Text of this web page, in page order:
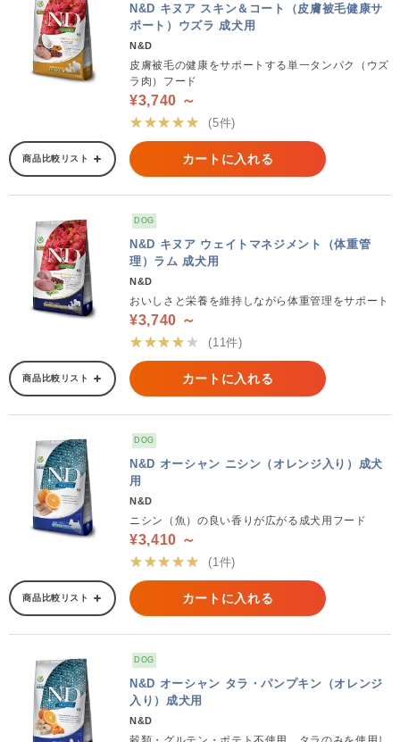
N&D キヌア スキン＆コート（皮膚被毛健康サ
ポート）ウズラ 成犬用
N&D
皮膚被毛の健康をサポートする単一タンパク（ウズ
ラ肉）フード
¥3,740 ～
★★★★★
(5件)
商品比較リスト カートに入れる
DOG
N&D キヌア ウェイトマネジメント（体重管
理）ラム 成犬用
N&D
おいしさと栄養を維持しながら体重管理をサポート
¥3,740 ～
★★★★★
(11件)
商品比較リスト カートに入れる
DOG
N&D オーシャン ニシン（オレンジ入り）成犬
用
N&D
ニシン（魚）の良い香りが広がる成犬用フード
¥3,410 ～
★★★★★
(1件)
商品比較リスト カートに入れる
DOG
N&D オーシャン タラ・パンプキン（オレンジ
入り）成犬用
N&D